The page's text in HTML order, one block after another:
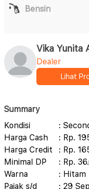
Bensin
Vika Yunita
Dealer
Lihat
Summary
Kondisi
:
Harga Cash
: Rp.
Harga Credit
: Rp.
Minimal DP
: Rp.
Warna
: Hitam
Pajak s/d
: 29